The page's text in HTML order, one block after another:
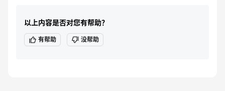
以上内容是否对您有帮助？
有帮助 没帮助